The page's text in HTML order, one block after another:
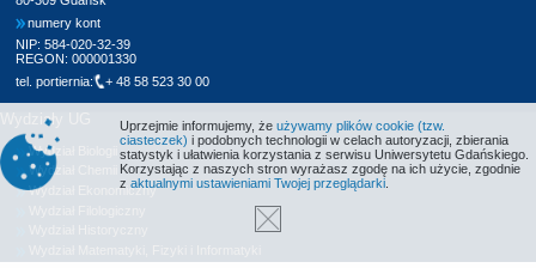
numery kont
NIP: 584-020-32-39
REGON: 000001330
tel. portiernia:
+ 48 58 523 30 00
Wydziały UG
Wydział Biologii
Wydział Chemii
Wydział Ekonomiczny
Uprzejmie informujemy, że używamy plików cookie (tzw.
ciasteczek) i podobnych technologii w celach autoryzacji, zbierania
statystyk i ułatwienia korzystania z serwisu Uniwersytetu Gdańskiego.
Korzystając z naszych stron wyrażasz zgodę na ich użycie, zgodnie
z aktualnymi ustawieniami Twojej przeglądarki